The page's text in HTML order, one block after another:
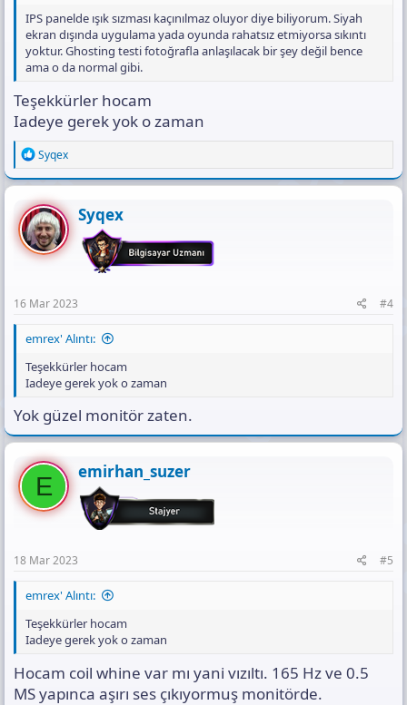
IPS panelde ışık sızması kaçınılmaz oluyor diye biliyorum. Siyah
ekran dışında uygulama yada oyunda rahatsız etmiyorsa sıkıntı
yoktur. Ghosting testi fotoğrafla anlaşılacak bir şey değil bence
ama o da normal gibi.
Teşekkürler hocam
Iadeye gerek yok o zaman
R
e
a
c
t
i
o
n
Syqex
Syqex
16 Mar 2023 #4
emrex' Alıntı:
Teşekkürler hocam
Iadeye gerek yok o zaman
Yok güzel monitör zaten.
E emirhan_suzer
18 Mar 2023 #5
emrex' Alıntı:
Teşekkürler hocam
Iadeye gerek yok o zaman
Hocam coil whine var mı yani vızıltı. 165 Hz ve 0.5
MS yapınca aşırı ses çıkıyormuş monitörde.